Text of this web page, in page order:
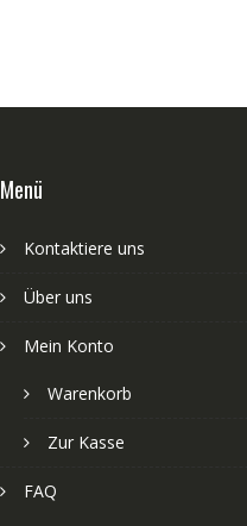
Menü
Kontaktiere uns
Über uns
Mein Konto
Warenkorb
Zur Kasse
FAQ